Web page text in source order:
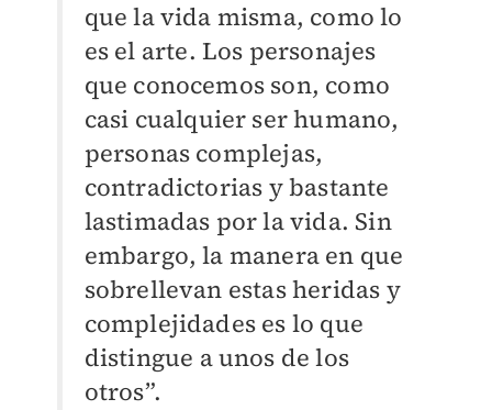
que la vida misma, como lo
es el arte. Los personajes
que conocemos son, como
casi cualquier ser humano,
personas complejas,
contradictorias y bastante
lastimadas por la vida. Sin
embargo, la manera en que
sobrellevan estas heridas y
complejidades es lo que
distingue a unos de los
otros”.